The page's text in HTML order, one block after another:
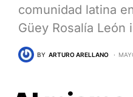
comunidad latina
Güey Rosalía
BY ARTURO ARELLANO